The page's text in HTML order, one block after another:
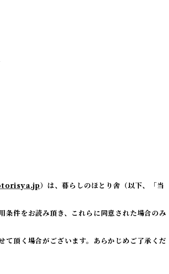
）は、暮らしのほとり舎（以下、「当
条件をお読み頂き、これらに同意された場合のみ
て頂く場合がございます。あらかじめご了承くだ